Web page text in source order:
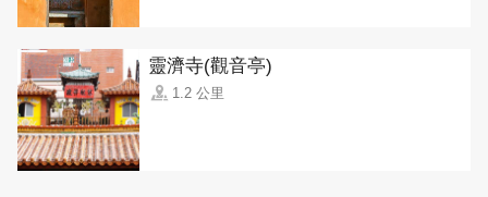
靈濟寺(觀音亭)
1.2 公里